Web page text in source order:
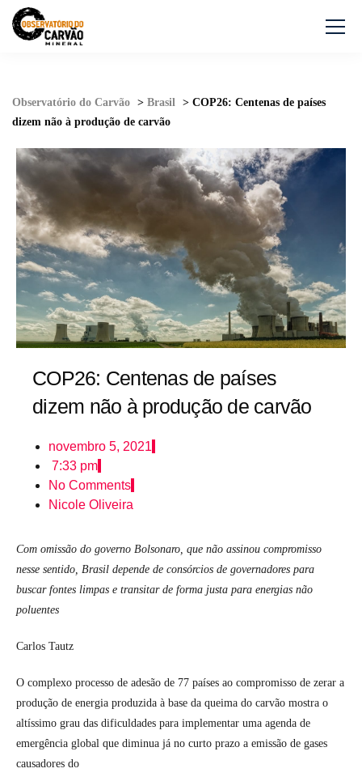
Observatório do Carvão > Brasil > COP26: Centenas de países
dizem não à produção de carvão
COP26: Centenas de países
dizem não à produção de carvão
novembro 5, 2021
7:33 pm
No Comments
Nicole Oliveira
Com omissão do governo Bolsonaro, que não assinou compromisso
nesse sentido, Brasil depende de consórcios de governadores para
buscar fontes limpas e transitar de forma justa para energias não
poluentes
Carlos Tautz
O complexo processo de adesão de 77 países ao compromisso de zerar a
produção de energia produzida à base da queima do carvão mostra o
altíssimo grau das dificuldades para implementar uma agenda de
emergência global que diminua já no curto prazo a emissão de gases
causadores do